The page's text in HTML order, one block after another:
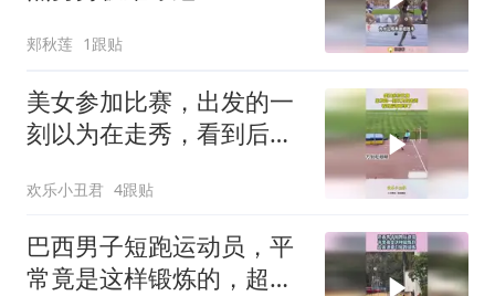
郏秋莲 1跟贴
美女参加比赛，出发的一
刻以为在走秀，看到后面
欢乐小丑君 4跟贴
巴西男子短跑运动员，平
常竟是这样锻炼的，超高